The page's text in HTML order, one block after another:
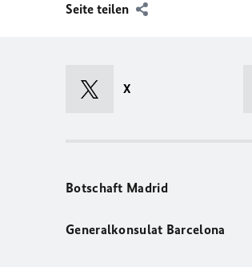
Seite teilen
X
Botschaft Madrid
Generalkonsulat Barcelona